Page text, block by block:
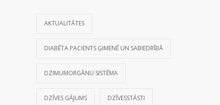
AKTUALITĀTES
DIABĒTA PACIENTS ĢIMENĒ UN SABIEDRĪBĀ
DZIMUMORGĀNU SISTĒMA
DZĪVES GĀJUMS DZĪVESSTĀSTI